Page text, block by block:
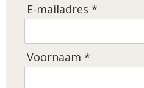
E-mailadres *
Voornaam *